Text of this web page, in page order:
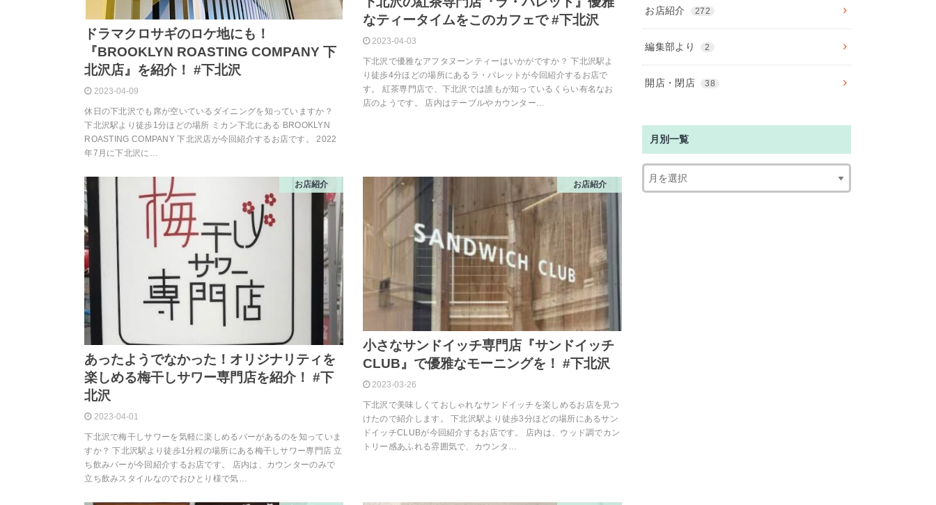
ドラマクロサギのロケ地にも！
『BROOKLYN ROASTING COMPANY 下
北沢店』を紹介！ #下北沢
2023-04-09
休日の下北沢でも席が空いているダイニングを知っていますか？
下北沢駅より徒歩1分ほどの場所 ミカン下北にある BROOKLYN
ROASTING COMPANY 下北沢店が今回紹介するお店です。 2022
年7月に下北沢に…
なティータイムをこのカフェで #下北沢
2023-04-03
下北沢で優雅なアフタヌーンティーはいかがですか？ 下北沢駅よ
り徒歩4分ほどの場所にあるラ・パレットが今回紹介するお店で
す。 紅茶専門店で、下北沢では誰もが知っているくらい有名なお
店のようです。 店内はテーブルやカウンター…
お店紹介
あったようでなかった！オリジナリティを
楽しめる梅干しサワー専門店を紹介！ #下
北沢
2023-04-01
下北沢で梅干しサワーを気軽に楽しめるバーがあるのを知っていま
すか？ 下北沢駅より徒歩1分程の場所にある梅干しサワー専門店 立
ち飲みバーが今回紹介するお店です。 店内は、カウンターのみで
立ち飲みスタイルなのでおひとり様で気…
お店紹介
小さなサンドイッチ専門店『サンドイッチ
CLUB』で優雅なモーニングを！ #下北沢
2023-03-26
下北沢で美味しくておしゃれなサンドイッチを楽しめるお店を見つ
けたので紹介します。 下北沢駅より徒歩3分ほどの場所にあるサン
ドイッチCLUBが今回紹介するお店です。 店内は、ウッド調でカン
トリー感あふれる雰囲気で、カウンタ…
お店紹介 272
編集部より 2
開店・閉店 38
月別一覧